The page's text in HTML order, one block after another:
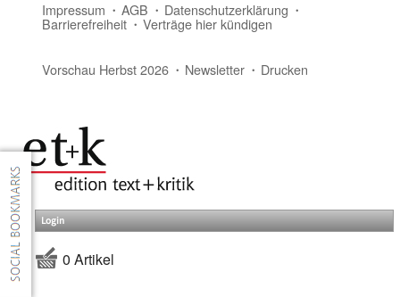
Impressum AGB Datenschutzerklärung
Barrierefreiheit Verträge hier kündigen
Vorschau Herbst 2026 Newsletter Drucken
Login
0 Artikel